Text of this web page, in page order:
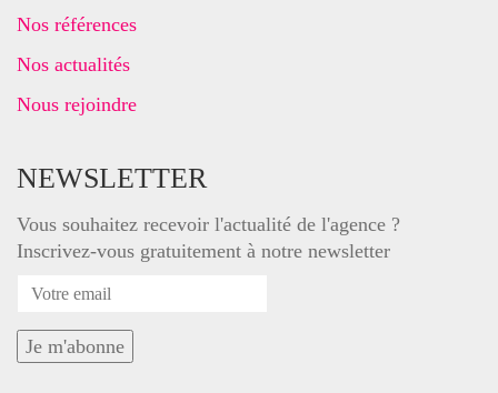
Nos références
Nos actualités
Nous rejoindre
NEWSLETTER
Vous souhaitez recevoir l'actualité de l'agence ?
Inscrivez-vous gratuitement à notre newsletter